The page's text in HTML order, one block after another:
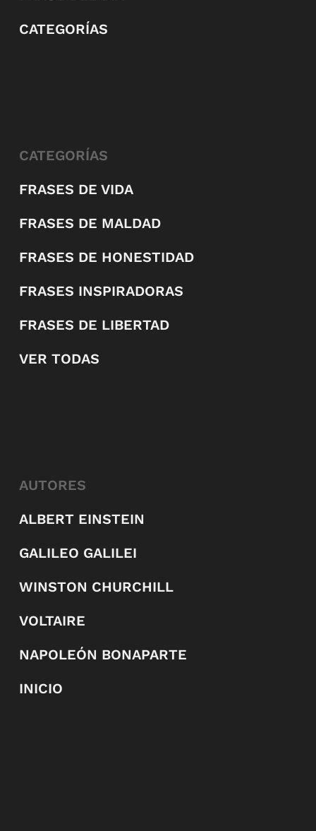
CATEGORÍAS
CATEGORÍAS
FRASES DE VIDA
FRASES DE MALDAD
FRASES DE HONESTIDAD
FRASES INSPIRADORAS
FRASES DE LIBERTAD
VER TODAS
AUTORES
ALBERT EINSTEIN
GALILEO GALILEI
WINSTON CHURCHILL
VOLTAIRE
NAPOLEÓN BONAPARTE
INICIO